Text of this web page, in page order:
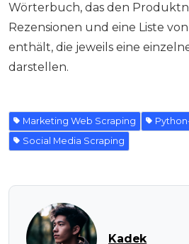
Wörterbuch, das den
Rezensionen und eine Liste
enthält, die jeweils eine
darstellen.
Marketing Web Scraping
Social Media Scraping
Kadek